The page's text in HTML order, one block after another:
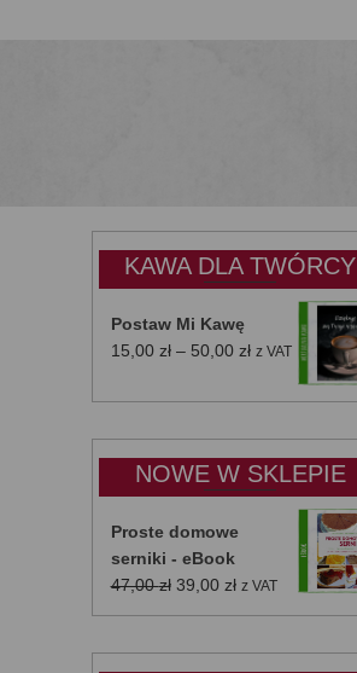
KAWA DLA TWÓRCY
Postaw Mi Kawę
15,00 zł – 50,00 złZakres
od
do
50,00 zł
z VAT
NOWE W SKLEPIE
Proste domowe
serniki - eBook
47,00zł Pierwotna
cena
39,00 złAktualna
cena
z VAT